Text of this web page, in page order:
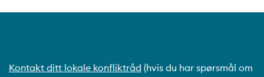
Kontakt ditt lokale konfliktråd (hvis du har spørsmål om